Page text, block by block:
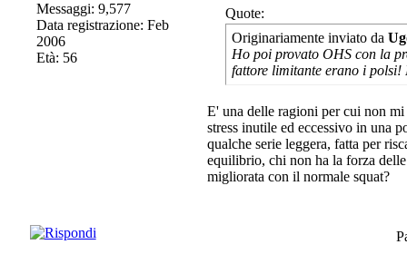
Messaggi: 9,577
Data registrazione: Feb
2006
Età: 56
Quote:
Originariamente inviato da
Ho poi provato OHS con la
fattore limitante erano i polsi!
E' una delle ragioni per cui non
stress inutile ed eccessivo in una
qualche serie leggera, fatta per
equilibrio, chi non ha la forza delle
migliorata con il normale squat?